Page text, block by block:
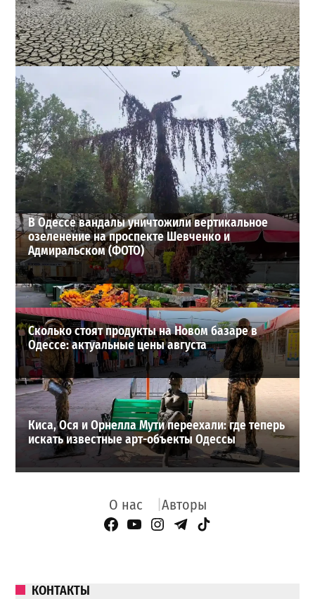
Днестр рекордно обмелел: одесситов просят срочно
экономить воду
2
29-07-2026 в 19:28
ВИБОР РЕДАКЦИИ
В Одессе вандалы уничтожили вертикальное
озеленение на проспекте Шевченко и
Адмиральском (ФОТО)
Сколько стоят продукты на Новом базаре в
Одессе: актуальные цены августа
Киса, Ося и Орнелла Мути переехали: где теперь
искать известные арт-объекты Одессы
О нас Авторы
Facebook Page
YouTube
Instagram
Telegram
TikTok
КОНТАКТЫ